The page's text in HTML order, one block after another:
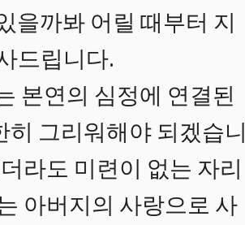
을까봐 어릴 때부터 지
드립니다.
본연의 심정에 연결된
그리워해야 되겠습니
라도 미련이 없는 자리
아버지의 사랑으로 사